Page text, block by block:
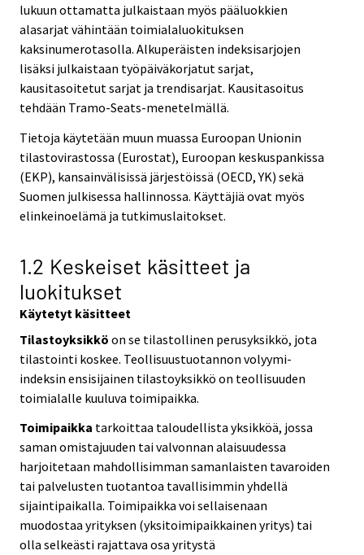
lukuun ottamatta julkaistaan myös pääluokkien
alasarjat vähintään toimialaluokituksen
kaksinumerotasolla. Alkuperäisten indeksisarjojen
lisäksi julkaistaan työpäiväkorjatut sarjat,
kausitasoitetut sarjat ja trendisarjat. Kausitasoitus
tehdään Tramo-Seats-menetelmällä.
Tietoja käytetään muun muassa Euroopan Unionin
tilastovirastossa (Eurostat), Euroopan keskuspankissa
(EKP), kansainvälisissä järjestöissä (OECD, YK) sekä
Suomen julkisessa hallinnossa. Käyttäjiä ovat myös
elinkeinoelämä ja tutkimuslaitokset.
1.2 Keskeiset käsitteet ja
luokitukset
Käytetyt käsitteet
Tilastoyksikkö on se tilastollinen perusyksikkö, jota
tilastointi koskee. Teollisuustuotannon volyymi-
indeksin ensisijainen tilastoyksikkö on teollisuuden
toimialalle kuuluva toimipaikka.
Toimipaikka tarkoittaa taloudellista yksikköä, jossa
saman omistajuuden tai valvonnan alaisuudessa
harjoitetaan mahdollisimman samanlaisten tavaroiden
tai palvelusten tuotantoa tavallisimmin yhdellä
sijaintipaikalla. Toimipaikka voi sellaisenaan
muodostaa yrityksen (yksitoimipaikkainen yritys) tai
olla selkeästi rajattava osa yritystä